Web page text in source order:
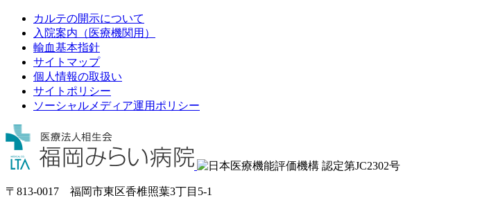
カルテの開示について
入院案内（医療機関用）
輸血基本指針
サイトマップ
個人情報の取扱い
サイトポリシー
ソーシャルメディア運用ポリシー
〒813-0017 福岡市東区香椎照葉3丁目5-1